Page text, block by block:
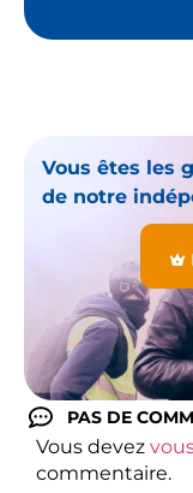
Vous êtes les
de notre
PAS DE
Vous devez
commentaire.